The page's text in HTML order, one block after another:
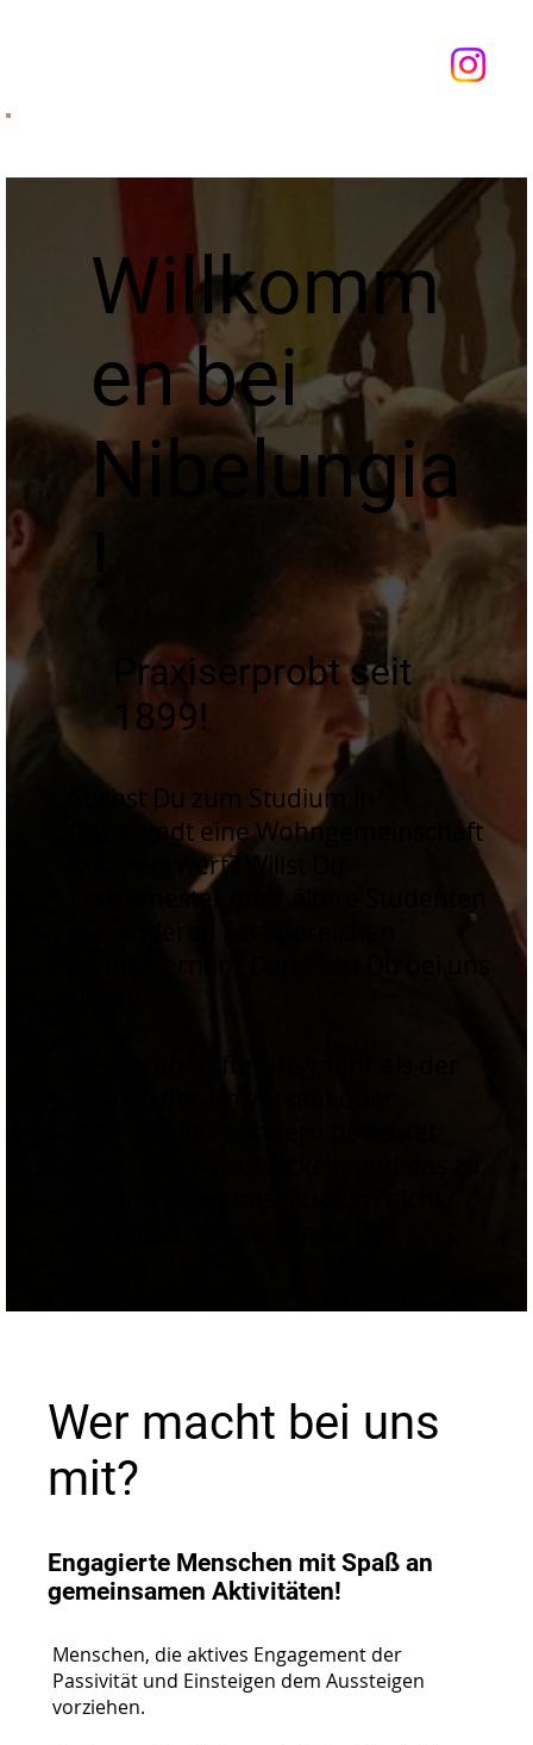
Engagierte Menschen mit Spaß an
gemeinsamen Aktivitäten!
Menschen, die aktives Engagement der
Passivität und Einsteigen dem Aussteigen
vorziehen.
Wer macht bei uns
mit?
Willkomm
en bei
Nibelungia
Praxiserprobt seit
1899!
Suchst Du zum Studium in
Darmstadt eine Wohngemeinschaft
mit Mehrwert? Willst Du
Erstsemester oder ältere Studenten